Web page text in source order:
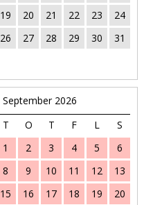
19 20 21 22 23
24
26 27 28 29 30 31
September 2026
T O T F L
S
1 2 3 4 5
6
8 9 10 11 12
13
15 16 17 18 19
20